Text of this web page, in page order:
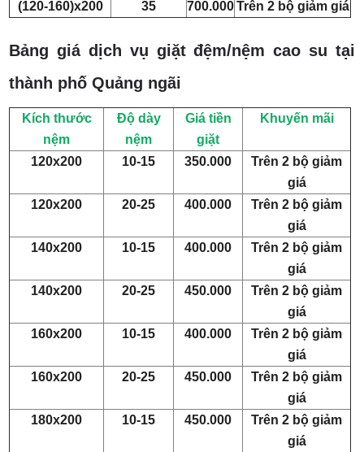
(120-160)x200
35 700.000Trên 2 bộ giảm giá
Bảng giá dịch vụ giặt đệm/nệm cao su tại
thành phố Quảng ngãi
Kích thước
nệm
Độ dày
nệm
Giá tiền
giặt
Khuyến mãi
120x200 10-15 350.000
Trên 2 bộ giảm
giá
120x200
20-25 400.000
Trên 2 bộ giảm
giá
140x200
10-15 400.000
Trên 2 bộ giảm
giá
140x200
20-25 450.000
Trên 2 bộ giảm
giá
160x200
10-15 400.000
Trên 2 bộ giảm
giá
160x200
20-25 450.000
Trên 2 bộ giảm
giá
180x200
10-15 450.000
Trên 2 bộ giảm
giá